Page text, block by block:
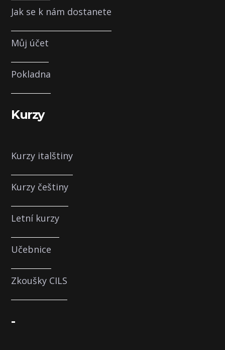
Jak se k nám dostanete
Můj účet
Pokladna
Kurzy
Kurzy italštiny
Kurzy češtiny
Letní kurzy
Učebnice
Zkoušky CILS
-